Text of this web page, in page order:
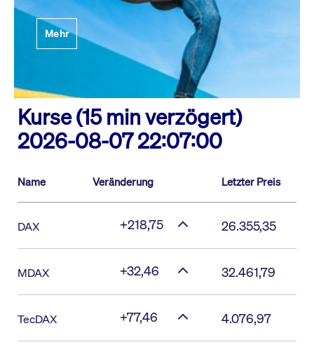
Mehr
Kurse (15 min verzögert)
2026-08-07 22:07:00
Name Veränderung Letzter Preis
DAX +218,75 26.355,35
MDAX +32,46 32.461,79
TecDAX +77,46 4.076,97